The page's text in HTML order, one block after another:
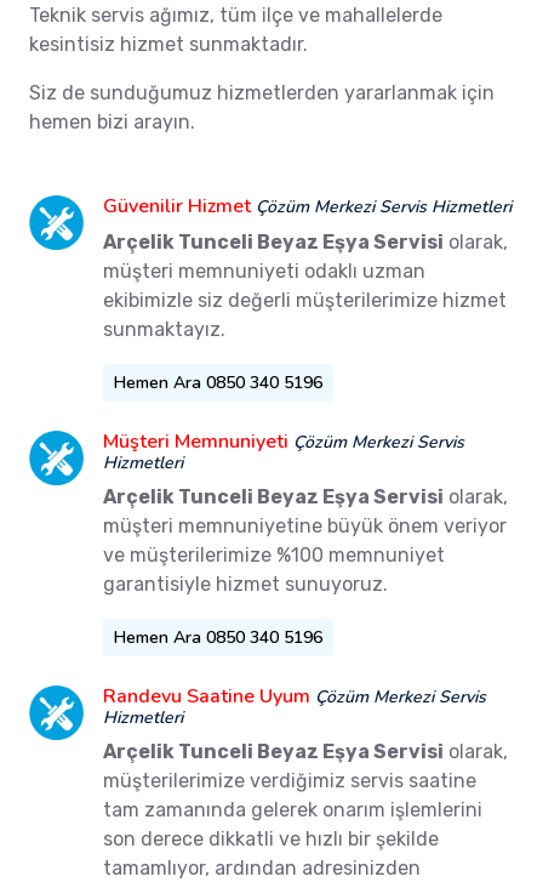
Teknik servis ağımız, tüm ilçe ve mahallelerde
kesintisiz hizmet sunmaktadır.
Siz de sunduğumuz hizmetlerden yararlanmak için
hemen bizi arayın.
Güvenilir Hizmet Çözüm Merkezi Servis Hizmetleri
Arçelik Tunceli Beyaz Eşya Servisi olarak,
müşteri memnuniyeti odaklı uzman
ekibimizle siz değerli müşterilerimize hizmet
sunmaktayız.
Hemen Ara 0850 340 5196
Müşteri Memnuniyeti Çözüm Merkezi Servis
Hizmetleri
Arçelik Tunceli Beyaz Eşya Servisi olarak,
müşteri memnuniyetine büyük önem veriyor
ve müşterilerimize %100 memnuniyet
garantisiyle hizmet sunuyoruz.
Hemen Ara 0850 340 5196
Randevu Saatine Uyum Çözüm Merkezi Servis
Hizmetleri
Arçelik Tunceli Beyaz Eşya Servisi olarak,
müşterilerimize verdiğimiz servis saatine
tam zamanında gelerek onarım işlemlerini
son derece dikkatli ve hızlı bir şekilde
tamamlıyor, ardından adresinizden